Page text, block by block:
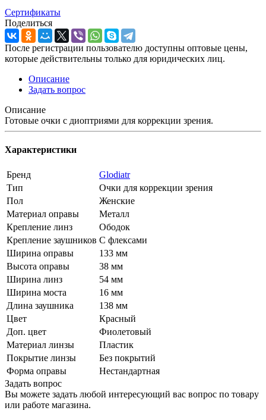
Сертификаты
Поделиться
После регистрации пользователю доступны оптовые цены,
которые действительны только для юридических лиц.
Описание
Задать вопрос
Описание
Готовые очки с диоптриями для коррекции зрения.
Характеристики
Бренд
Glodiatr
Тип
Очки для коррекции зрения
Пол
Женские
Материал оправы
Металл
Крепление линз
Ободок
Крепление заушников С флексами
Ширина оправы
133 мм
Высота оправы
38 мм
Ширина линз
54 мм
Ширина моста
16 мм
Длина заушника
138 мм
Цвет
Красный
Доп. цвет
Фиолетовый
Материал линзы
Пластик
Покрытие линзы
Без покрытий
Форма оправы
Нестандартная
Задать вопрос
Вы можете задать любой интересующий вас вопрос по товару
или работе магазина.